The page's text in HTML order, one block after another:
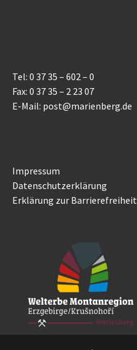
Tel: 0 37 35 – 602 – 0
Fax: 0 37 35 – 2 23 07
E-Mail: post@marienberg.de
Impressum
Datenschutzerklärung
Erklärung zur Barrierefreiheit